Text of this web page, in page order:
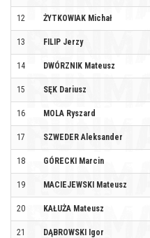
12 ŻYTKOWIAK Michał
13 FILIP Jerzy
14 DWÓRZNIK Mateusz
15 SĘK Dariusz
16 MOLA Ryszard
17 SZWEDER Aleksander
18 GÓRECKI Marcin
19 MACIEJEWSKI Mateusz
20 KAŁUŻA Mateusz
21 DĄBROWSKI Igor